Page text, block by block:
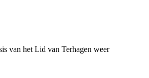
van het Lid van Terhagen weer